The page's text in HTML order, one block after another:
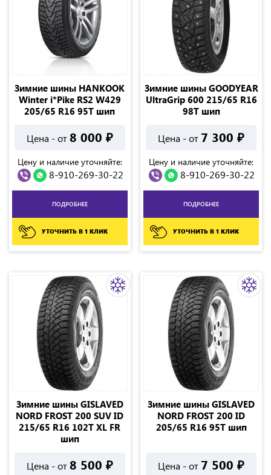
Зимние шины HANKOOK
Winter i*Pike RS2 W429
205/65 R16 95T шип
Цена - от8 000 ₽
Цену и наличие уточняйте:
8-910-269-30-22
ПОДРОБНЕЕ
УТОЧНИТЬ В 1 КЛИК
Зимние шины GOODYEAR
UltraGrip 600 215/65 R16
98T шип
Цена - от 7 300 ₽
Цену и наличие уточняйте:
8-910-269-30-22
ПОДРОБНЕЕ
УТОЧНИТЬ В 1 КЛИК
Зимние шины GISLAVED
NORD FROST 200 SUV ID
215/65 R16 102T XL FR
шип
Цена - от8 500 ₽
Зимние шины GISLAVED
NORD FROST 200 ID
205/65 R16 95T шип
Цена - от 7 500 ₽